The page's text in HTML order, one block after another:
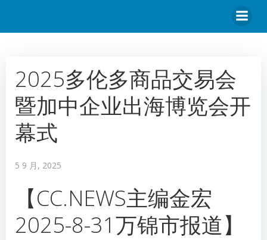
2025多伦多商品交易会
暨加中企业出海博览会开
幕式
5 9 月, 2025
【CC.NEWS主编金宏
2025-8-31万锦市报道】